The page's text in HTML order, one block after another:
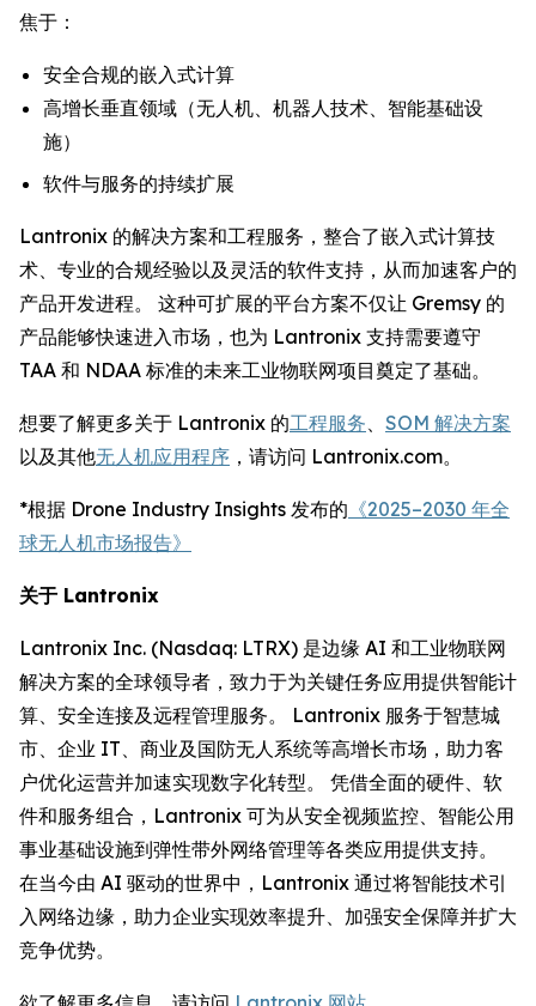
焦于：
安全合规的嵌入式计算
高增长垂直领域（无人机、机器人技术、智能基础设
施）
软件与服务的持续扩展
Lantronix 的解决方案和工程服务，整合了嵌入式计算技
术、专业的合规经验以及灵活的软件支持，从而加速客户的
产品开发进程。 这种可扩展的平台方案不仅让 Gremsy 的
产品能够快速进入市场，也为 Lantronix 支持需要遵守
TAA 和 NDAA 标准的未来工业物联网项目奠定了基础。
想要了解更多关于 Lantronix 的工程服务
SOM 解决方案
以及其他无人机应用程序 ，请访问 Lantronix.com。
*根据 Drone Industry Insights 发布的 《2025–2030 年全
球无人机市场报告》
关于 Lantronix
Lantronix Inc. (Nasdaq: LTRX) 是边缘 AI 和工业物联网
解决方案的全球领导者，致力于为关键任务应用提供智能计
算、安全连接及远程管理服务。 Lantronix 服务于智慧城
市、企业 IT、商业及国防无人系统等高增长市场，助力客
户优化运营并加速实现数字化转型。 凭借全面的硬件、软
件和服务组合，Lantronix 可为从安全视频监控、智能公用
事业基础设施到弹性带外网络管理等各类应用提供支持。
在当今由 AI 驱动的世界中，Lantronix 通过将智能技术引
入网络边缘，助力企业实现效率提升、加强安全保障并扩大
竞争优势。